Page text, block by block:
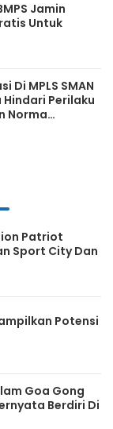
Jamin
Untuk
Di MPLS SMAN
Hindari Perilaku
Norma
Patriot
Sport City Dan
Potensi
Goa Gong
Berdiri Di